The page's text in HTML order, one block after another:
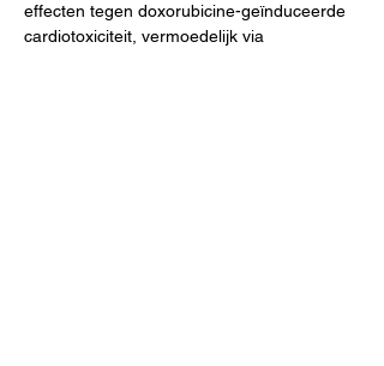
effecten tegen doxorubicine-geïnduceerde
cardiotoxiciteit, vermoedelijk via